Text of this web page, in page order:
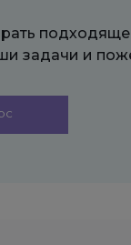
задачи и